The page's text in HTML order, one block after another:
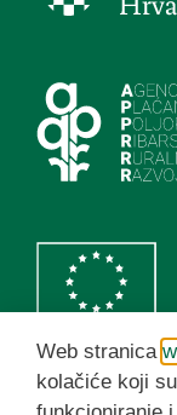
Web stranica
kolačiće koji